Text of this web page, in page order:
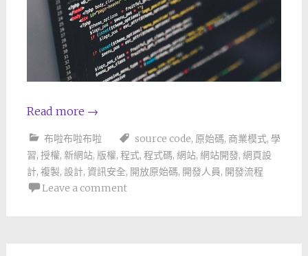
Read more →
布啦布啦布啦 source code, 原始碼, 商業模式, 學
習, 授權, 新網站, 版權, 程式, 程式碼, 網站, 網站開發, 網頁設
計, 複製, 設計, 資訊安全, 開放原始碼, 開發人員, 開發流程
Leave a comment